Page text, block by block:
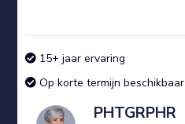
15+ jaar ervaring
Op korte termijn beschikbaar
PHTGRPHR